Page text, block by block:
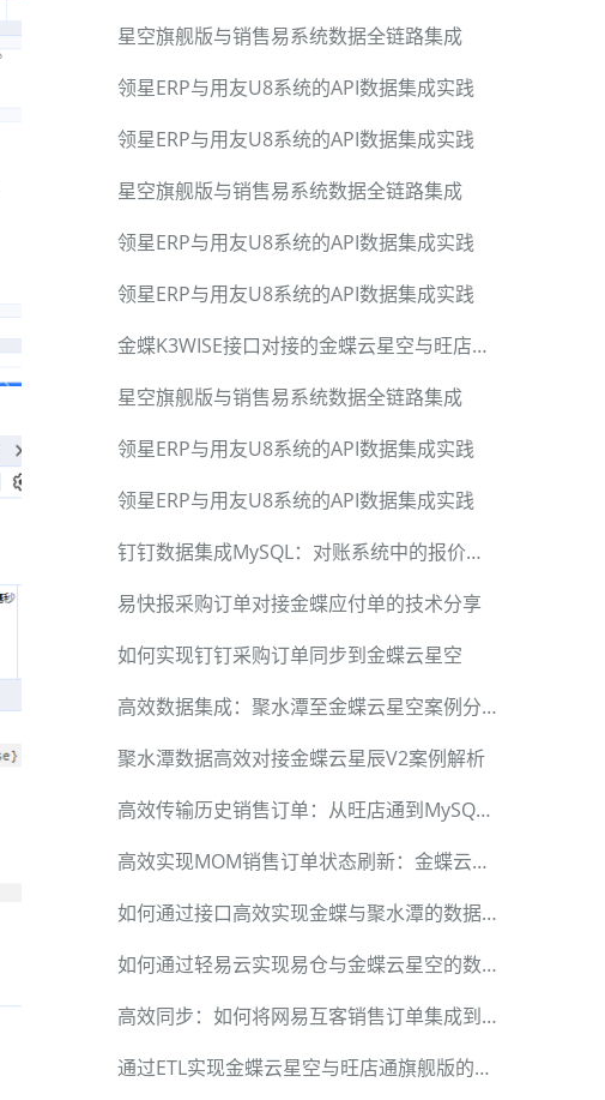
星空旗舰版与销售易系统数据全链路集成
领星ERP与用友U8系统的API数据集成实践
领星ERP与用友U8系统的API数据集成实践
星空旗舰版与销售易系统数据全链路集成
领星ERP与用友U8系统的API数据集成实践
领星ERP与用友U8系统的API数据集成实践
金蝶K3WISE接口对接的金蝶云星空与旺店通WMS系统无缝集成方案
星空旗舰版与销售易系统数据全链路集成
领星ERP与用友U8系统的API数据集成实践
领星ERP与用友U8系统的API数据集成实践
钉钉数据集成MySQL：对账系统中的报价流程实现
易快报采购订单对接金蝶应付单的技术分享
如何实现钉钉采购订单同步到金蝶云星空
高效数据集成：聚水潭至金蝶云星空案例分析
聚水潭数据高效对接金蝶云星辰V2案例解析
高效传输历史销售订单：从旺店通到MySQL的完美优化案例
高效实现MOM销售订单状态刷新：金蝶云星空与MySQL数据集成
如何通过接口高效实现金蝶与聚水潭的数据集成
如何通过轻易云实现易仓与金蝶云星空的数据无缝集成
高效同步：如何将网易互客销售订单集成到金蝶云星空
通过ETL实现金蝶云星空与旺店通旗舰版的数据集成